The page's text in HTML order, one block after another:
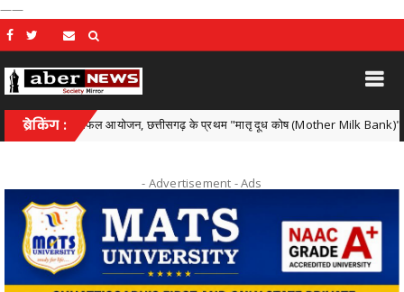
——
ब्रेकिंग :
सफल आयोजन, छत्तीसगढ़ के प्रथम "मातृ दूध कोष (Mother Milk Bank)" की घोषणा
- Advertisement -Ads